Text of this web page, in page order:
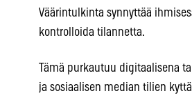
Väärintulkinta synnyttää
kontrolloida tilannetta.
Tämä purkautuu digitaalisena
ja sosiaalisen median tilien